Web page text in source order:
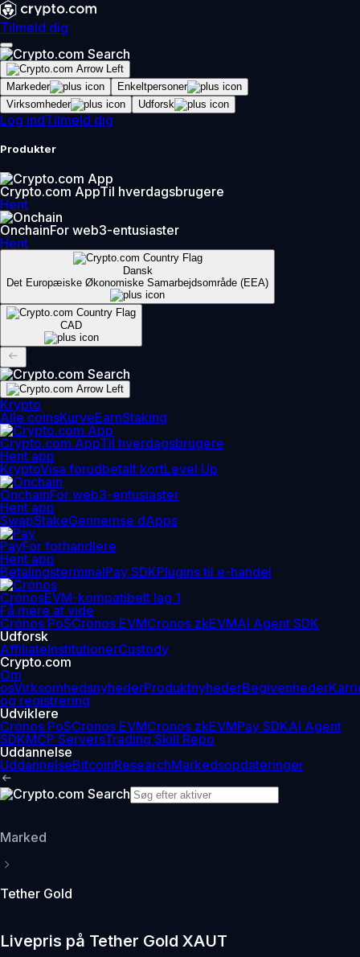
Tilmeld dig
Markeder
Enkeltpersoner
Virksomheder
Udforsk
Log indTilmeld dig
Produkter
Crypto.com AppTil hverdagsbrugere
Hent
OnchainFor web3-entusiaster
Hent
Dansk
Det Europæiske Økonomiske Samarbejdsområde (EEA)
CAD
Krypto
Alle coinsKurveEarnStaking
Crypto.com AppTil hverdagsbrugere
Hent app
KryptoVisa forudbetalt kortLevel Up
OnchainFor web3-entusiaster
Hent app
SwapStakeGennemse dApps
PayFor forhandlere
Hent app
BetalingsterminalPay SDKPlugins til e-handel
CronosEVM-kompatibelt lag 1
Få mere at vide
Cronos PoSCronos EVMCronos zkEVMAI Agent SDK
Udforsk
AffiliateInstitutionerCustody
Crypto.com
Om
osVirksomhedsnyhederProduktnyhederBegivenheder
og registrering
Udviklere
Cronos PoSCronos EVMCronos zkEVMPay SDKAI Agent
SDKMCP ServersTrading Skill Repo
Uddannelse
UddannelseBitcoinResearchMarkedsopdateringer
Marked
Tether Gold
Livepris på Tether Gold XAUT